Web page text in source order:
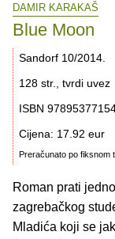
DAMIR KARAKAŠ
Blue Moon
Sandorf 10/2014.
128 str., tvrdi uvez
ISBN
Cijena: 17.92 eur
Preračunato po fiksnom
Roman prati
zagrebačkog
Mladića koji se